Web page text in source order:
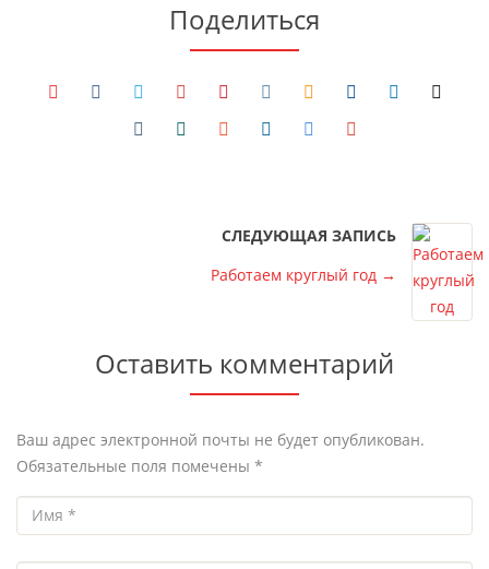
Поделиться
СЛЕДУЮЩАЯ ЗАПИСЬ
Работаем круглый год →
Оставить комментарий
Ваш адрес электронной почты не будет опубликован.
Обязательные поля помечены *
Имя *